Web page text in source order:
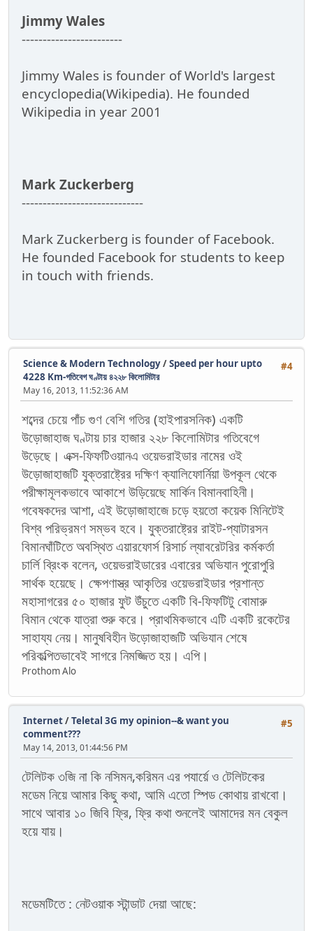
Jimmy Wales
------------------------
Jimmy Wales is founder of World's largest
encyclopedia(Wikipedia). He founded
Wikipedia in year 2001
Mark Zuckerberg
-----------------------------
Mark Zuckerberg is founder of Facebook.
He founded Facebook for students to keep
in touch with friends.
#4
Science & Modern Technology/Speed per hour upto
4228 Km-গতিবেগ ঘণ্টায় ৪২২৮ কিলোমিটার
May 16, 2013, 11:52:36 AM
শব্দের চেয়ে পাঁচ গুণ বেশি গতির (হাইপারসনিক) একটি
উড়োজাহাজ ঘণ্টায় চার হাজার ২২৮ কিলোমিটার গতিবেগে
উড়েছে। এক্স-ফিফটিওয়ানএ ওয়েভরাইডার নামের ওই
উড়োজাহাজটি যুক্তরাষ্ট্রের দক্ষিণ ক্যালিফোর্নিয়া উপকূল থেকে
পরীক্ষামূলকভাবে আকাশে উড়িয়েছে মার্কিন বিমানবাহিনী।
গবেষকদের আশা, এই উড়োজাহাজে চড়ে হয়তো কয়েক মিনিটেই
বিশ্ব পরিভ্রমণ সম্ভব হবে। যুক্তরাষ্ট্রের রাইট-প্যাটারসন
বিমানঘাঁটিতে অবস্থিত এয়ারফোর্স রিসার্চ ল্যাবরেটরির কর্মকর্তা
চার্লি ব্রিংক বলেন, ওয়েভরাইডারের এবারের অভিযান পুরোপুরি
সার্থক হয়েছে। ক্ষেপণাস্ত্র আকৃতির ওয়েভরাইডার প্রশান্ত
মহাসাগরের ৫০ হাজার ফুট উঁচুতে একটি বি-ফিফটিটু বোমারু
বিমান থেকে যাত্রা শুরু করে। প্রাথমিকভাবে এটি একটি রকেটের
সাহায্য নেয়। মানুষবিহীন উড়োজাহাজটি অভিযান শেষে
পরিকল্পিতভাবেই সাগরে নিমজ্জিত হয়। এপি।
Prothom Alo
#5
Internet/Teletal 3G my opinion--& want you
comment???
May 14, 2013, 01:44:56 PM
টেলিটক ৩জি না কি নসিমন,করিমন এর পযার্য়ে ও টেলিটকের
মডেম নিয়ে আমার কিছু কথা, আমি এতো স্পিড কোথায় রাখবো।
সাথে আবার ১০ জিবি ফ্রি, ফ্রি কথা শুনলেই আমাদের মন বেকুল
হয়ে যায়।
মডেমটিতে : নেটওয়াক স্টান্ডাট দেয়া আছে: